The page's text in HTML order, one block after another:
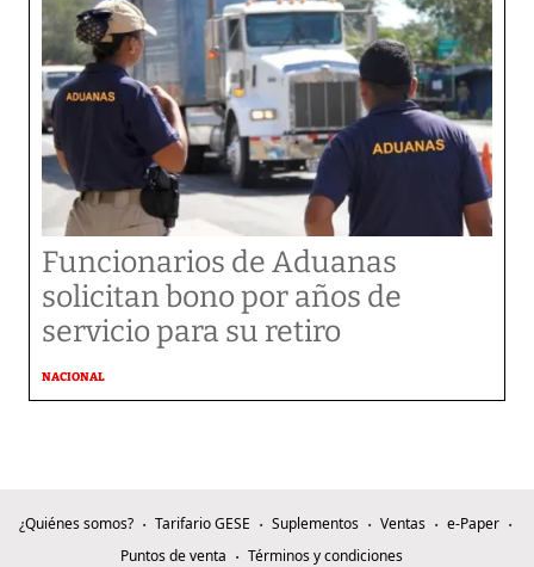
Funcionarios de Aduanas
solicitan bono por años de
servicio para su retiro
NACIONAL
¿Quiénes somos? Tarifario GESE Suplementos Ventas
e-Paper
Puntos de venta
Términos y condiciones